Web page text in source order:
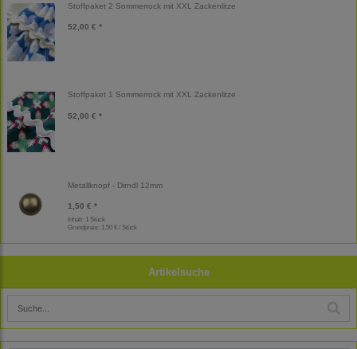
Stoffpaket 2 Sommerrock mit XXL Zackenlitze
52,00 € *
Stoffpaket 1 Sommerrock mit XXL Zackenlitze
52,00 € *
Metallknopf - Dirndl 12mm
1,50 € *
Inhalt: 1 Stück
Grundpreis: 1,50 € / Stück
Artikelsuche